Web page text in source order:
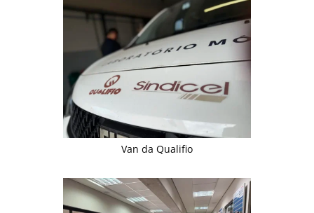
Van da Qualifio